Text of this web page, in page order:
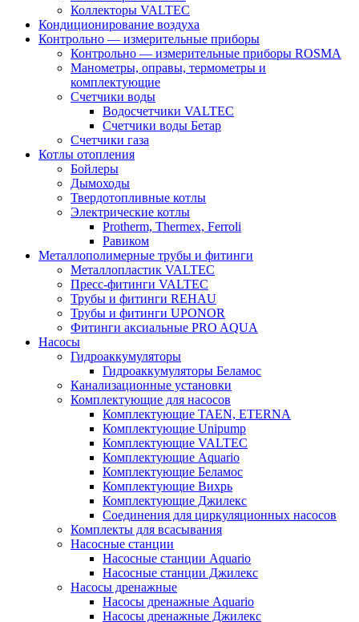
Коллекторы VALTEC
Кондиционирование воздуха
Контрольно — измерительные приборы
Контрольно — измерительные приборы ROSMA
Манометры, оправы, термометры и
комплектующие
Счетчики воды
Водосчетчики VALTEC
Счетчики воды Бетар
Счетчики газа
Котлы отопления
Бойлеры
Дымоходы
Твердотопливные котлы
Электрические котлы
Protherm, Thermex, Ferroli
Равиком
Металлополимерные трубы и фитинги
Металлопластик VALTEC
Пресс-фитинги VALTEC
Трубы и фитинги REHAU
Трубы и фитинги UРONOR
Фитинги аксиальные PRO AQUA
Насосы
Гидроаккумуляторы
Гидроаккумуляторы Беламос
Канализационные установки
Комплектующие для насосов
Комплектующие TAEN, ETERNA
Комплектующие Unipump
Комплектующие VALTEC
Комплектующие Аquario
Комплектующие Беламос
Комплектующие Вихрь
Комплектующие Джилекс
Соединения для циркуляционных насосов
Комплекты для всасывания
Насосные станции
Насосные станции Аquario
Насосные станции Джилекс
Насосы дренажные
Насосы дренажные Аquario
Насосы дренажные Джилекс